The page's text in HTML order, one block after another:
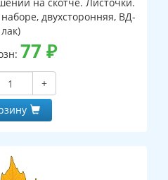
на скотче. Листочки.
двухсторонняя, ВД-
лак)
77 ₽
+